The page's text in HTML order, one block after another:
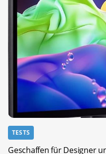
TESTS
Geschaffen für Designer